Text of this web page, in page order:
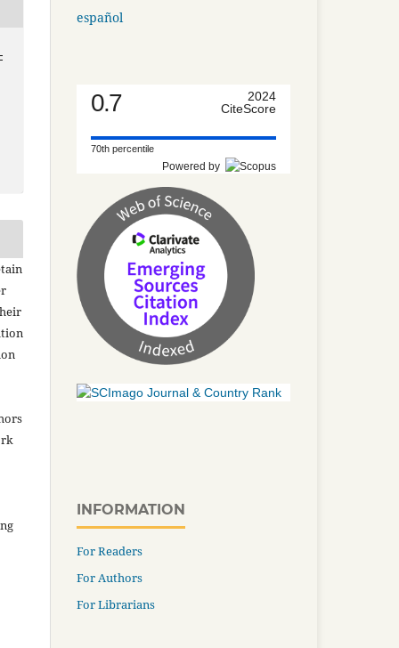
español
0.7
2024
CiteScore
70th percentile
Powered by
INFORMATION
For Readers
For Authors
For Librarians